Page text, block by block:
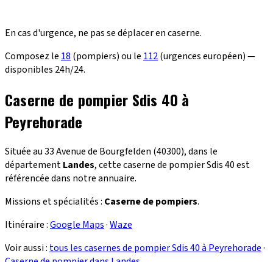
En cas d'urgence, ne pas se déplacer en caserne.
Composez le 18 (pompiers) ou le 112(urgences européen) —
disponibles 24h/24.
Caserne de pompier Sdis 40 à
Peyrehorade
Située au 33 Avenue de Bourgfelden (40300), dans le
départementLandes, cette caserne de pompier Sdis 40 est
référencée dans notre annuaire.
Missions et spécialités : Caserne de pompiers.
Itinéraire :Google Maps·Waze
Voir aussi : tous les casernes de pompier Sdis 40 à Peyrehorade·